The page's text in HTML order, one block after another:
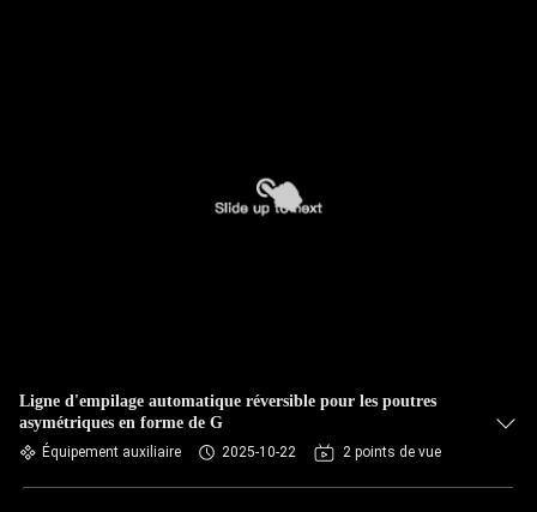
Ligne d'empilage automatique réversible pour les poutres
asymétriques en forme de G
Équipement auxiliaire 2025-10-22 2 points de vue